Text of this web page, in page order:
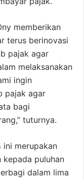
memberikan
terus berinovasi
pajak agar
melaksanakan
ingin
pajak agar
bagi
tuturnya.
ini merupakan
puluhan
dalam lima